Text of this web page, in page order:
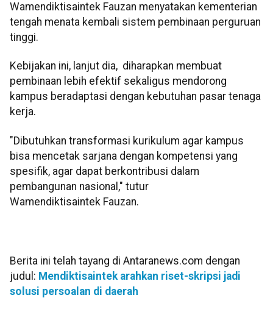
Wamendiktisaintek Fauzan menyatakan kementerian
tengah menata kembali sistem pembinaan perguruan
tinggi.
Kebijakan ini, lanjut dia, diharapkan membuat
pembinaan lebih efektif sekaligus mendorong
kampus beradaptasi dengan kebutuhan pasar tenaga
kerja.
"Dibutuhkan transformasi kurikulum agar kampus
bisa mencetak sarjana dengan kompetensi yang
spesifik, agar dapat berkontribusi dalam
pembangunan nasional," tutur
Wamendiktisaintek Fauzan.
Berita ini telah tayang di Antaranews.com dengan
judul: Mendiktisaintek arahkan riset-skripsi jadi
solusi persoalan di daerah